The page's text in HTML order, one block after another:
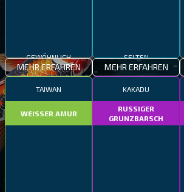
MEHR ERFAHREN MEHR ERFAHREN
TAIWAN
WEISSER AMUR
KAKADU
RUSSIGER
GRUNZBARSCH